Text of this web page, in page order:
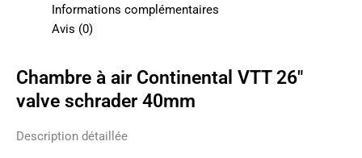
Informations complémentaires
Avis (0)
Chambre à air Continental VTT 26″
valve schrader 40mm
Description détaillée